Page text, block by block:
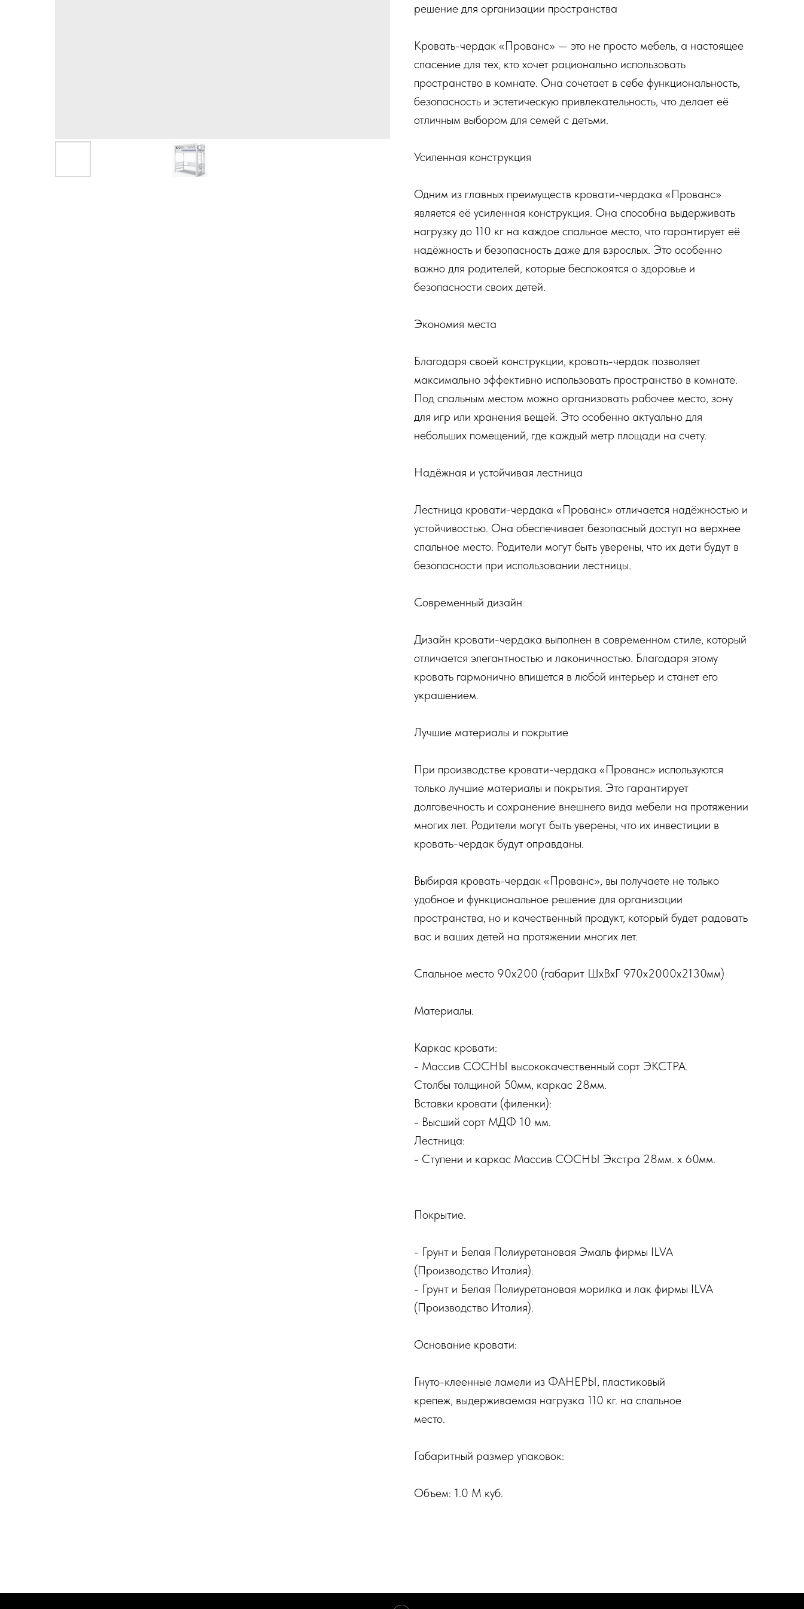
решение для организации пространства
Кровать-чердак «Прованс» — это не просто мебель, а настоящее
спасение для тех, кто хочет рационально использовать
пространство в комнате. Она сочетает в себе функциональность,
безопасность и эстетическую привлекательность, что делает её
отличным выбором для семей с детьми.
Усиленная конструкция
Одним из главных преимуществ кровати-чердака «Прованс»
является её усиленная конструкция. Она способна выдерживать
нагрузку до 110 кг на каждое спальное место, что гарантирует её
надёжность и безопасность даже для взрослых. Это особенно
важно для родителей, которые беспокоятся о здоровье и
безопасности своих детей.
Экономия места
Благодаря своей конструкции, кровать-чердак позволяет
максимально эффективно использовать пространство в комнате.
Под спальным местом можно организовать рабочее место, зону
для игр или хранения вещей. Это особенно актуально для
небольших помещений, где каждый метр площади на счету.
Надёжная и устойчивая лестница
Лестница кровати-чердака «Прованс» отличается надёжностью и
устойчивостью. Она обеспечивает безопасный доступ на верхнее
спальное место. Родители могут быть уверены, что их дети будут в
безопасности при использовании лестницы.
Современный дизайн
Дизайн кровати-чердака выполнен в современном стиле, который
отличается элегантностью и лаконичностью. Благодаря этому
кровать гармонично впишется в любой интерьер и станет его
украшением.
Лучшие материалы и покрытие
При производстве кровати-чердака «Прованс» используются
только лучшие материалы и покрытия. Это гарантирует
долговечность и сохранение внешнего вида мебели на протяжении
многих лет. Родители могут быть уверены, что их инвестиции в
кровать-чердак будут оправданы.
Выбирая кровать-чердак «Прованс», вы получаете не только
удобное и функциональное решение для организации
пространства, но и качественный продукт, который будет радовать
вас и ваших детей на протяжении многих лет.
Спальное место 90х200 (габарит ШхВхГ 970х2000х2130мм)
Материалы.
Каркас кровати:
- Массив СОСНЫ высококачественный сорт ЭКСТРА.
Столбы толщиной 50мм, каркас 28мм.
Вставки кровати (филенки):
- Высший сорт МДФ 10 мм.
Лестница:
- Ступени и каркас Массив СОСНЫ Экстра 28мм. х 60мм.
Покрытие.
- Грунт и Белая Полиуретановая Эмаль фирмы ILVA
(Производство Италия).
- Грунт и Белая Полиуретановая морилка и лак фирмы ILVA
(Производство Италия).
Основание кровати:
Гнуто-клеенные ламели из ФАНЕРЫ, пластиковый
крепеж, выдерживаемая нагрузка 110 кг. на спальное
место.
Габаритный размер упаковок:
Объем: 1.0 М куб.